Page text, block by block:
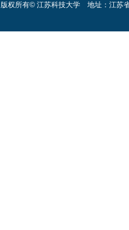
版权所有© 江苏科技大学 地址：江苏